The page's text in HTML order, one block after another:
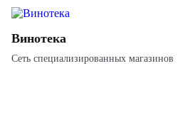
Винотека
Сеть специализированных магазинов